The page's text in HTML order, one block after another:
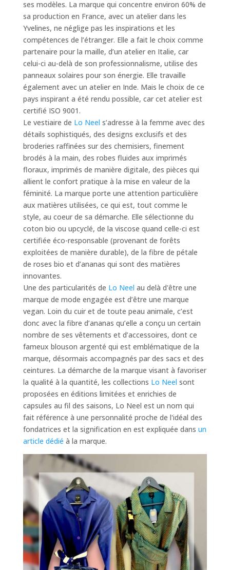
ses modèles. La marque qui concentre environ 60% de
sa production en France, avec un atelier dans les
Yvelines, ne néglige pas les inspirations et les
compétences de l’étranger. Elle a fait le choix comme
partenaire pour la maille, d’un atelier en Italie, car
celui-ci au-delà de son professionnalisme, utilise des
panneaux solaires pour son énergie. Elle travaille
également avec un atelier en Inde. Mais le choix de ce
pays inspirant a été rendu possible, car cet atelier est
certifié ISO 9001.
Le vestiaire de Lo Neel s’adresse à la femme avec des
détails sophistiqués, des designs exclusifs et des
broderies raffinées sur des chemisiers, finement
brodés à la main, des robes fluides aux imprimés
floraux, imprimés de manière digitale, des pièces qui
allient le confort pratique à la mise en valeur de la
féminité. La marque porte une attention particulière
aux matières utilisées, ce qui est, tout comme le
style, au coeur de sa démarche. Elle sélectionne du
coton bio ou upcyclé, de la viscose quand celle-ci est
certifiée éco-responsable (provenant de forêts
exploitées de manière durable), de la fibre de pétale
de roses bio et d’ananas qui sont des matières
innovantes.
Une des particularités de Lo Neel au delà d'être une
marque de mode engagée est d’être une marque
vegan. Loin du cuir et de toute peau animale, c’est
donc avec la fibre d’ananas qu’elle a conçu un certain
nombre de ses vêtements et d’accessoires, dont ce
fameux blouson argenté qui est emblématique de la
marque, désormais accompagnés par des sacs et des
ceintures. La démarche de la marque visant à favoriser
la qualité à la quantité, les collections Lo Neel sont
proposées en éditions limitées et enrichies de
capsules au fil des saisons, Lo Neel est un nom qui
fait référence à une personnalité proche de l'idéal des
fondatrices et la signification en est expliquée dans un
article dédié à la marque.